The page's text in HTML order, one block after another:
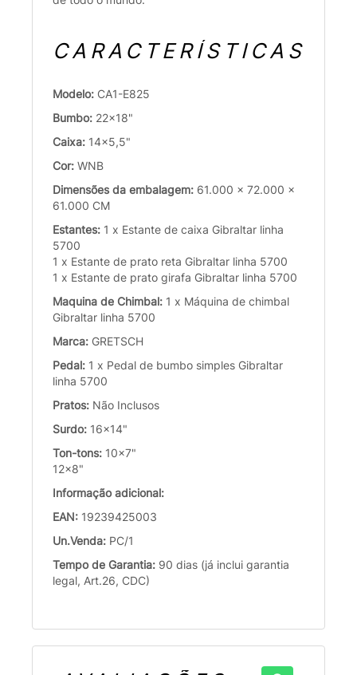
CARACTERÍSTICAS
Modelo: CA1-E825
Bumbo: 22x18"
Caixa: 14x5,5"
Cor: WNB
Dimensões da embalagem: 61.000 x 72.000 x
61.000 CM
Estantes: 1 x Estante de caixa Gibraltar linha
5700
1 x Estante de prato reta Gibraltar linha 5700
1 x Estante de prato girafa Gibraltar linha 5700
Maquina de Chimbal: 1 x Máquina de chimbal
Gibraltar linha 5700
Marca: GRETSCH
Pedal: 1 x Pedal de bumbo simples Gibraltar
linha 5700
Pratos: Não Inclusos
Surdo: 16x14"
Ton-tons: 10x7"
12x8"
Informação adicional:
EAN: 19239425003
Un.Venda: PC/1
Tempo de Garantia: 90 dias (já inclui garantia
legal, Art.26, CDC)